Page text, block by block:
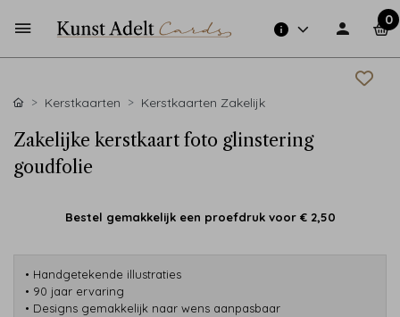
0
Kerstkaarten Kerstkaarten Zakelijk
Zakelijke kerstkaart foto glinstering
goudfolie
Bestel gemakkelijk een proefdruk voor € 2,50
• Handgetekende illustraties
• 90 jaar ervaring
• Designs gemakkelijk naar wens aanpasbaar